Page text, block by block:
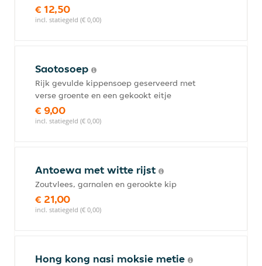
€ 12,50
incl. statiegeld (€ 0,00)
Saotosoep
Rijk gevulde kippensoep geserveerd met
verse groente en een gekookt eitje
€ 9,00
incl. statiegeld (€ 0,00)
Antoewa met witte rijst
Zoutvlees, garnalen en gerookte kip
€ 21,00
incl. statiegeld (€ 0,00)
Hong kong nasi moksie metie